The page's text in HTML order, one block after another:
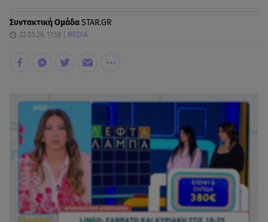
Συντακτική ΟμάδαSTAR.GR
22.05.26, 11:58 MEDIA